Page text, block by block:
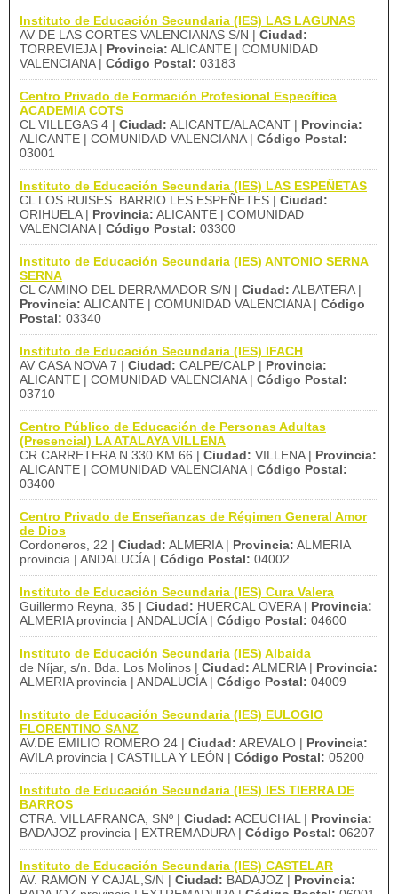
Instituto de Educación Secundaria (IES) LAS LAGUNAS
AV DE LAS CORTES VALENCIANAS S/N | Ciudad:
TORREVIEJA | Provincia: ALICANTE | COMUNIDAD
VALENCIANA | Código Postal: 03183
Centro Privado de Formación Profesional Específica
ACADEMIA COTS
CL VILLEGAS 4 | Ciudad: ALICANTE/ALACANT | Provincia:
ALICANTE | COMUNIDAD VALENCIANA | Código Postal:
03001
Instituto de Educación Secundaria (IES) LAS ESPEÑETAS
CL LOS RUISES. BARRIO LES ESPEÑETES | Ciudad:
ORIHUELA | Provincia: ALICANTE | COMUNIDAD
VALENCIANA | Código Postal: 03300
Instituto de Educación Secundaria (IES) ANTONIO SERNA
SERNA
CL CAMINO DEL DERRAMADOR S/N | Ciudad: ALBATERA |
Provincia: ALICANTE | COMUNIDAD VALENCIANA | Código
Postal: 03340
Instituto de Educación Secundaria (IES) IFACH
AV CASA NOVA 7 | Ciudad: CALPE/CALP | Provincia:
ALICANTE | COMUNIDAD VALENCIANA | Código Postal:
03710
Centro Público de Educación de Personas Adultas
(Presencial) LA ATALAYA VILLENA
CR CARRETERA N.330 KM.66 | Ciudad: VILLENA | Provincia:
ALICANTE | COMUNIDAD VALENCIANA | Código Postal:
03400
Centro Privado de Enseñanzas de Régimen General Amor
de Dios
Cordoneros, 22 | Ciudad: ALMERIA | Provincia: ALMERIA
provincia | ANDALUCÍA | Código Postal: 04002
Instituto de Educación Secundaria (IES) Cura Valera
Guillermo Reyna, 35 | Ciudad: HUERCAL OVERA | Provincia:
ALMERIA provincia | ANDALUCÍA | Código Postal: 04600
Instituto de Educación Secundaria (IES) Albaida
de Níjar, s/n. Bda. Los Molinos | Ciudad: ALMERIA | Provincia:
ALMERIA provincia | ANDALUCÍA | Código Postal: 04009
Instituto de Educación Secundaria (IES) EULOGIO
FLORENTINO SANZ
AV.DE EMILIO ROMERO 24 | Ciudad: AREVALO | Provincia:
AVILA provincia | CASTILLA Y LEÓN | Código Postal: 05200
Instituto de Educación Secundaria (IES) IES TIERRA DE
BARROS
CTRA. VILLAFRANCA, SNº | Ciudad: ACEUCHAL | Provincia:
BADAJOZ provincia | EXTREMADURA | Código Postal: 06207
Instituto de Educación Secundaria (IES) CASTELAR
AV. RAMON Y CAJAL,S/N | Ciudad: BADAJOZ | Provincia: